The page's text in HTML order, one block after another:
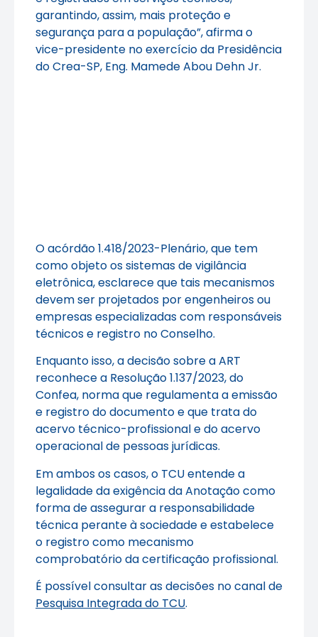
garantindo, assim, mais proteção e
segurança para a população”, afirma o
vice-presidente no exercício da Presidência
do Crea-SP, Eng. Mamede Abou Dehn Jr.
O acórdão 1.418/2023-Plenário, que tem
como objeto os sistemas de vigilância
eletrônica, esclarece que tais mecanismos
devem ser projetados por engenheiros ou
empresas especializadas com responsáveis
técnicos e registro no Conselho.
Enquanto isso, a decisão sobre a ART
reconhece a Resolução 1.137/2023, do
Confea, norma que regulamenta a emissão
e registro do documento e que trata do
acervo técnico-profissional e do acervo
operacional de pessoas jurídicas.
Em ambos os casos, o TCU entende a
legalidade da exigência da Anotação como
forma de assegurar a responsabilidade
técnica perante à sociedade e estabelece
o registro como mecanismo
comprobatório da certificação profissional.
É possível consultar as decisões no canal de
Pesquisa Integrada do TCU.